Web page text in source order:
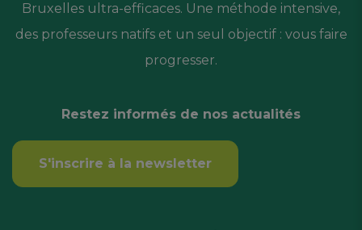
Bruxelles ultra-efficaces. Une méthode intensive,
des professeurs natifs et un seul objectif : vous faire
progresser.
Restez informés de nos actualités
S'inscrire à la newsletter